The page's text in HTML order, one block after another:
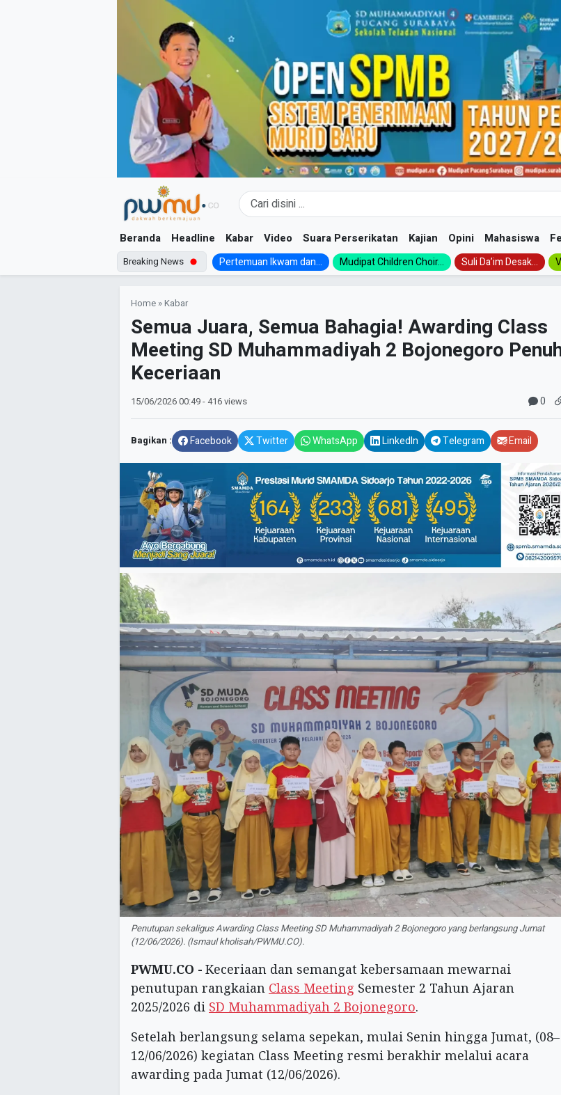
Beranda Headline Kabar Video Suara Perserikatan Kajian Opini Mahasiswa
Breaking News Pertemuan Ikwam dan... Mudipat Children Choir... Suli Da’im Desak...
Home »Kabar
Semua Juara, Semua Bahagia! Awarding Class
Meeting SD Muhammadiyah 2 Bojonegoro
Keceriaan
15/06/202600:49- 416 views 0
Bagikan : Facebook Twitter WhatsApp LinkedIn Telegram Email
Penutupan sekaligus Awarding Class Meeting SD Muhammadiyah 2 Bojonegoro yang berlangsung Jumat
(12/06/2026). (Ismaul kholisah/PWMU.CO).
PWMU.CO - Keceriaan dan semangat kebersamaan mewarnai
penutupan rangkaian Class Meeting Semester 2 Tahun Ajaran
2025/2026 di SD Muhammadiyah 2 Bojonegoro.
Setelah berlangsung selama sepekan, mulai Senin hingga Jumat, (08–
12/06/2026) kegiatan Class Meeting resmi berakhir melalui acara
awarding pada Jumat (12/06/2026).